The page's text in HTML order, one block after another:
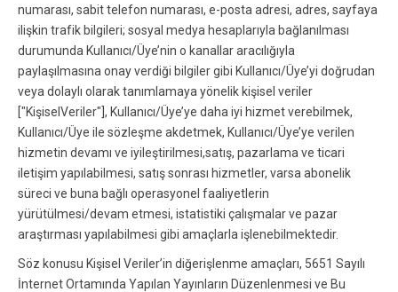
numarası, sabit telefon numarası, e-posta adresi, adres, sayfaya
ilişkin trafik bilgileri; sosyal medya hesaplarıyla bağlanılması
durumunda Kullanıcı/Üye’nin o kanallar aracılığıyla
paylaşılmasına onay verdiği bilgiler gibi Kullanıcı/Üye’yi doğrudan
veya dolaylı olarak tanımlamaya yönelik kişisel veriler
["KişiselVeriler"], Kullanıcı/Üye’ye daha iyi hizmet verebilmek,
Kullanıcı/Üye ile sözleşme akdetmek, Kullanıcı/Üye’ye verilen
hizmetin devamı ve iyileştirilmesi,satış, pazarlama ve ticari
iletişim yapılabilmesi, satış sonrası hizmetler, varsa abonelik
süreci ve buna bağlı operasyonel faaliyetlerin
yürütülmesi/devam etmesi, istatistiki çalışmalar ve pazar
araştırması yapılabilmesi gibi amaçlarla işlenebilmektedir.
Söz konusu Kişisel Veriler’in diğerişlenme amaçları, 5651 Sayılı
İnternet Ortamında Yapılan Yayınların Düzenlenmesi ve Bu